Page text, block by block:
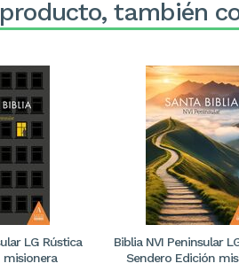
también
LG Rústica
Biblia NVI Peninsular
Sendero Edición